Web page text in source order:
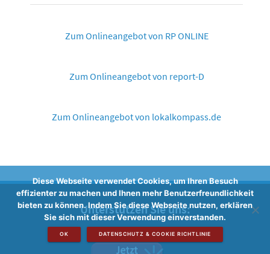
Zum Onlineangebot von RP ONLINE
Zum Onlineangebot von report-D
Zum Onlineangebot von lokalkompass.de
Unterstützen Sie uns:
Diese Webseite verwendet Cookies, um Ihren Besuch
effizienter zu machen und Ihnen mehr Benutzerfreundlichkeit
bieten zu können. Indem Sie diese Webseite nutzen, erklären
Sie sich mit dieser Verwendung einverstanden.
OK DATENSCHUTZ & COOKIE RICHTLINIE